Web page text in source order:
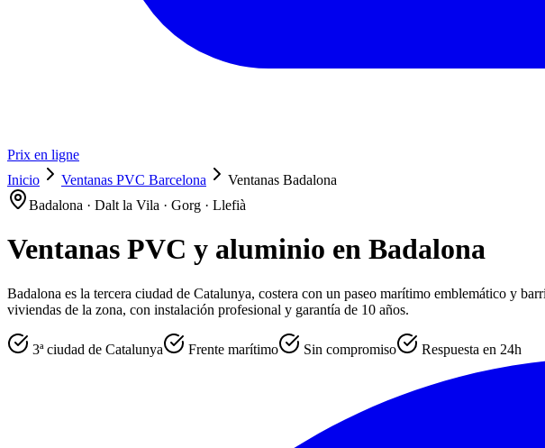
Prix en ligne
Inicio
Ventanas PVC Barcelona
Ventanas Badalona
Badalona · Dalt la Vila · Gorg · Llefià
Ventanas PVC y aluminio en Badalona
Badalona es la tercera ciudad de Catalunya, costera con un paseo marítimo emblemático y
viviendas de la zona, con instalación profesional y garantía de 10 años.
3ª ciudad de Catalunya Frente marítimo Sin compromiso Respuesta en 24h